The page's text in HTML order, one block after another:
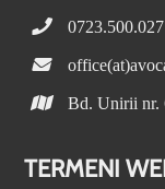
0723.500.027
Bd. Unirii nr.
TERMENI